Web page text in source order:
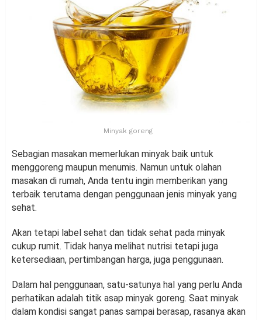
Minyak goreng
Sebagian masakan memerlukan minyak baik untuk
menggoreng maupun menumis. Namun untuk olahan
masakan di rumah, Anda tentu ingin memberikan yang
terbaik terutama dengan penggunaan jenis minyak yang
sehat.
Akan tetapi label sehat dan tidak sehat pada minyak
cukup rumit. Tidak hanya melihat nutrisi tetapi juga
ketersediaan, pertimbangan harga, juga penggunaan.
Dalam hal penggunaan, satu-satunya hal yang perlu Anda
perhatikan adalah titik asap minyak goreng. Saat minyak
dalam kondisi sangat panas sampai berasap, rasanya akan